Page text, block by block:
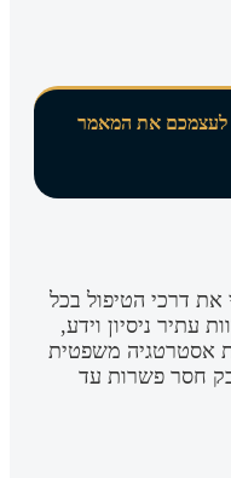
לעצמכם את המאמר
את דרכי הטיפול בכל
עתיר ניסיון וידע,
אסטרטגיה משפטית
חסר פשרות עד